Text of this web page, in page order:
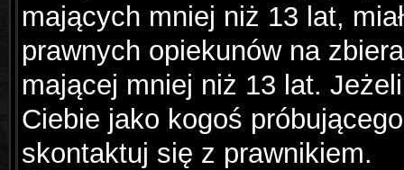
mających mniej niż 13 lat,
prawnych opiekunów na
mającej mniej niż 13 lat.
Ciebie jako kogoś
skontaktuj się z prawnikiem.